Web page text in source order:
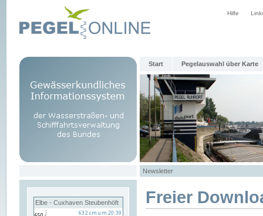
Hilfe
Start Pegelauswahl über Karte
Newsletter
Elbe - Cuxhaven Steubenhöft Freier